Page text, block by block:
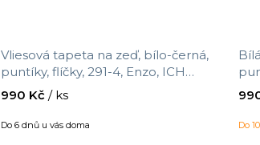
Vliesová tapeta na zeď, bílo-černá,
puntíky, flíčky, 291-4, Enzo, ICH
Wallcoverings, velikost 10,05 x 0,53
Do 6 dnů u vás doma
990 Kč / ks
by
Do